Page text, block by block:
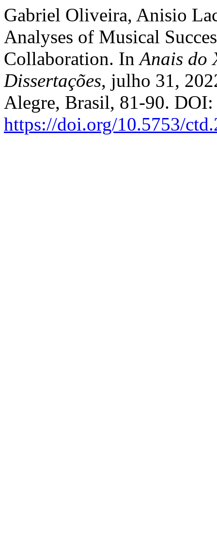
Gabriel Oliveira, Anisio
Analyses of Musical
Collaboration. InAnais do
Dissertações, julho 31,
Alegre, Brasil, 81-90. DOI:
https://doi.org/10.5753/